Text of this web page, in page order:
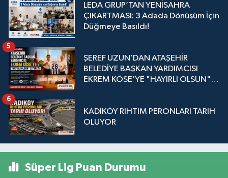
LEDA GRUP’TAN YENİSAHRA
ÇIKARTMASI: 3 Adada Dönüşüm İçin
Düğmeye Basıldı!
ŞEREF UZUN’DAN ATAŞEHİR
BELEDİYE BAŞKAN YARDIMCISI
EKREM KÖSE’YE "HAYIRLI OLSUN"
5
KADIKÖY RIHTIM PERONLARI TARİH
OLUYOR
6
Süper Lig Puan Durumu